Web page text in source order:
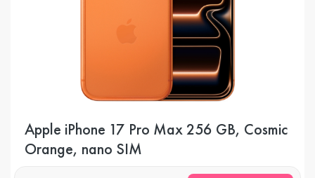
Apple iPhone 17 Pro Max 256 GB, Cosmic
Orange, nano SIM